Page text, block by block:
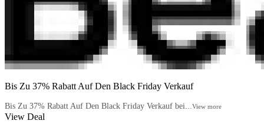
Bis Zu 37% Rabatt Auf Den Black Friday Verkauf
Bis Zu 37% Rabatt Auf Den Black Friday Verkauf bei... View more
View Deal